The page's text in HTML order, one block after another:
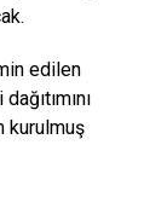
edilen
kurulmuş